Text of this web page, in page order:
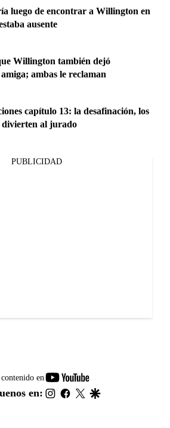
luego de encontrar a Willington en
ausente
Willington también dejó
ambas le reclaman
capítulo 13: la desafinación, los
divierten al jurado
PUBLICIDAD
en
youtube-
footer
en: instagram
facebook
twitter